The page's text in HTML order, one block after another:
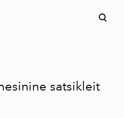
satsikleit